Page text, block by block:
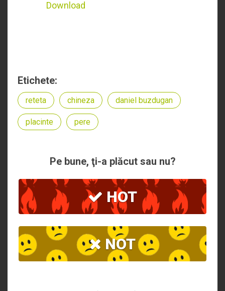
Download
Etichete:
reteta chineza daniel buzdugan
placinte pere
Pe bune, ţi-a plăcut sau nu?
HOT
NOT